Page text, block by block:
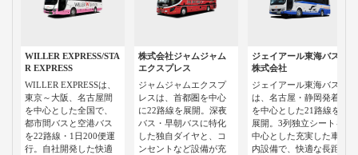
WILLER EXPRESS/STA
R EXPRESS
WILLER EXPRESSは、
東京～大阪、名古屋間
を中心とした全国で、
都市間バスと空港バス
を22路線・1日200便運
行。自社開発した快適
株式会社ジャムジャム
エクスプレス
ジャムジャムエクスプ
レスは、首都圏を中心
に22路線を展開。深夜
バス・早朝バスに特化
した独自ダイヤと、コ
ンセントなど設備が充
ジェイアール東海バス
株式会社
ジェイアール東海バス
は、名古屋・静岡発着
を中心とした21路線を
展開。3列独立シートを
中心とした充実した車
内設備で、快適な長距